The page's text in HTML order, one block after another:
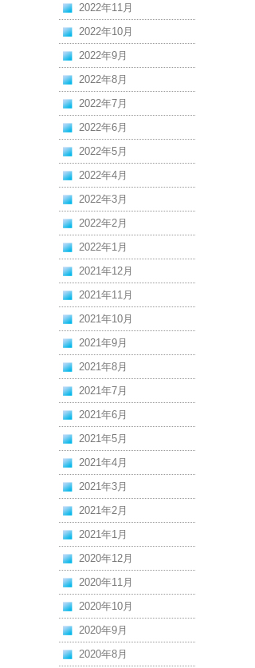
2022年11月
2022年10月
2022年9月
2022年8月
2022年7月
2022年6月
2022年5月
2022年4月
2022年3月
2022年2月
2022年1月
2021年12月
2021年11月
2021年10月
2021年9月
2021年8月
2021年7月
2021年6月
2021年5月
2021年4月
2021年3月
2021年2月
2021年1月
2020年12月
2020年11月
2020年10月
2020年9月
2020年8月